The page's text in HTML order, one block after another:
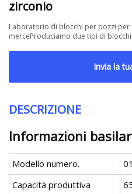
zirconio
Laboratorio di blocchi per pozzi per
merceProduciamo due tipi di
Invia la
DESCRIZIONE
Informazioni
Modello numero.
Capacità produttiva